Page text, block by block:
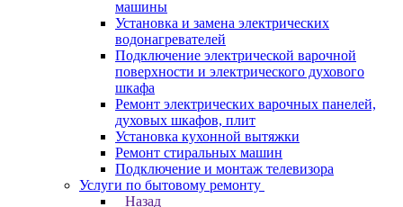
машины
Установка и замена электрических
водонагревателей
Подключение электрической варочной
поверхности и электрического духового
шкафа
Ремонт электрических варочных панелей,
духовых шкафов, плит
Установка кухонной вытяжки
Ремонт стиральных машин
Подключение и монтаж телевизора
Услуги по бытовому ремонту
Назад